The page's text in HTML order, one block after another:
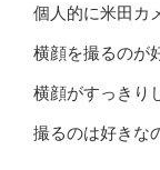
個人的に米田カ
横顔を撮るのが
横顔がすっきり
撮るのは好きな